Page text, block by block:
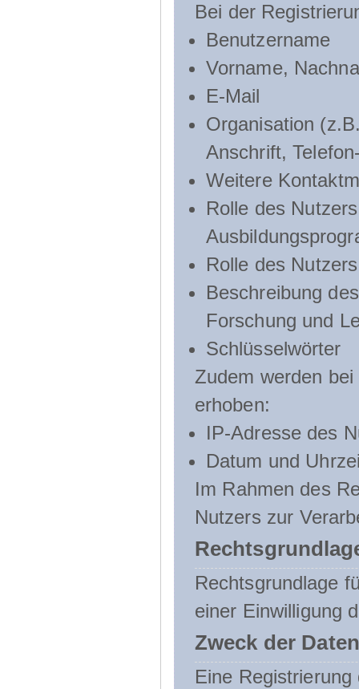
Bei der
Benutzername
Vorname,
E-Mail
Organisation
Anschrift,
Weitere
Rolle des
Rolle des
Beschreibung
Forschung und
Schlüsselwörter
Zudem werden
erhoben:
IP-Adresse des
Datum und
Im Rahmen des
Nutzers zur
Rechtsgrundlage
einer Einwilligung
Zweck der
Eine